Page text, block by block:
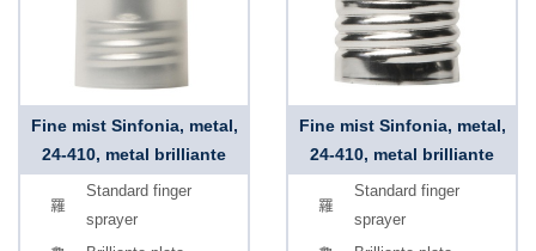
Fine mist Sinfonia, metal,
24-410, metal brilliante
Standard finger
sprayer
Fine mist Sinfonia, metal,
24-410, metal brilliante
Standard finger
sprayer